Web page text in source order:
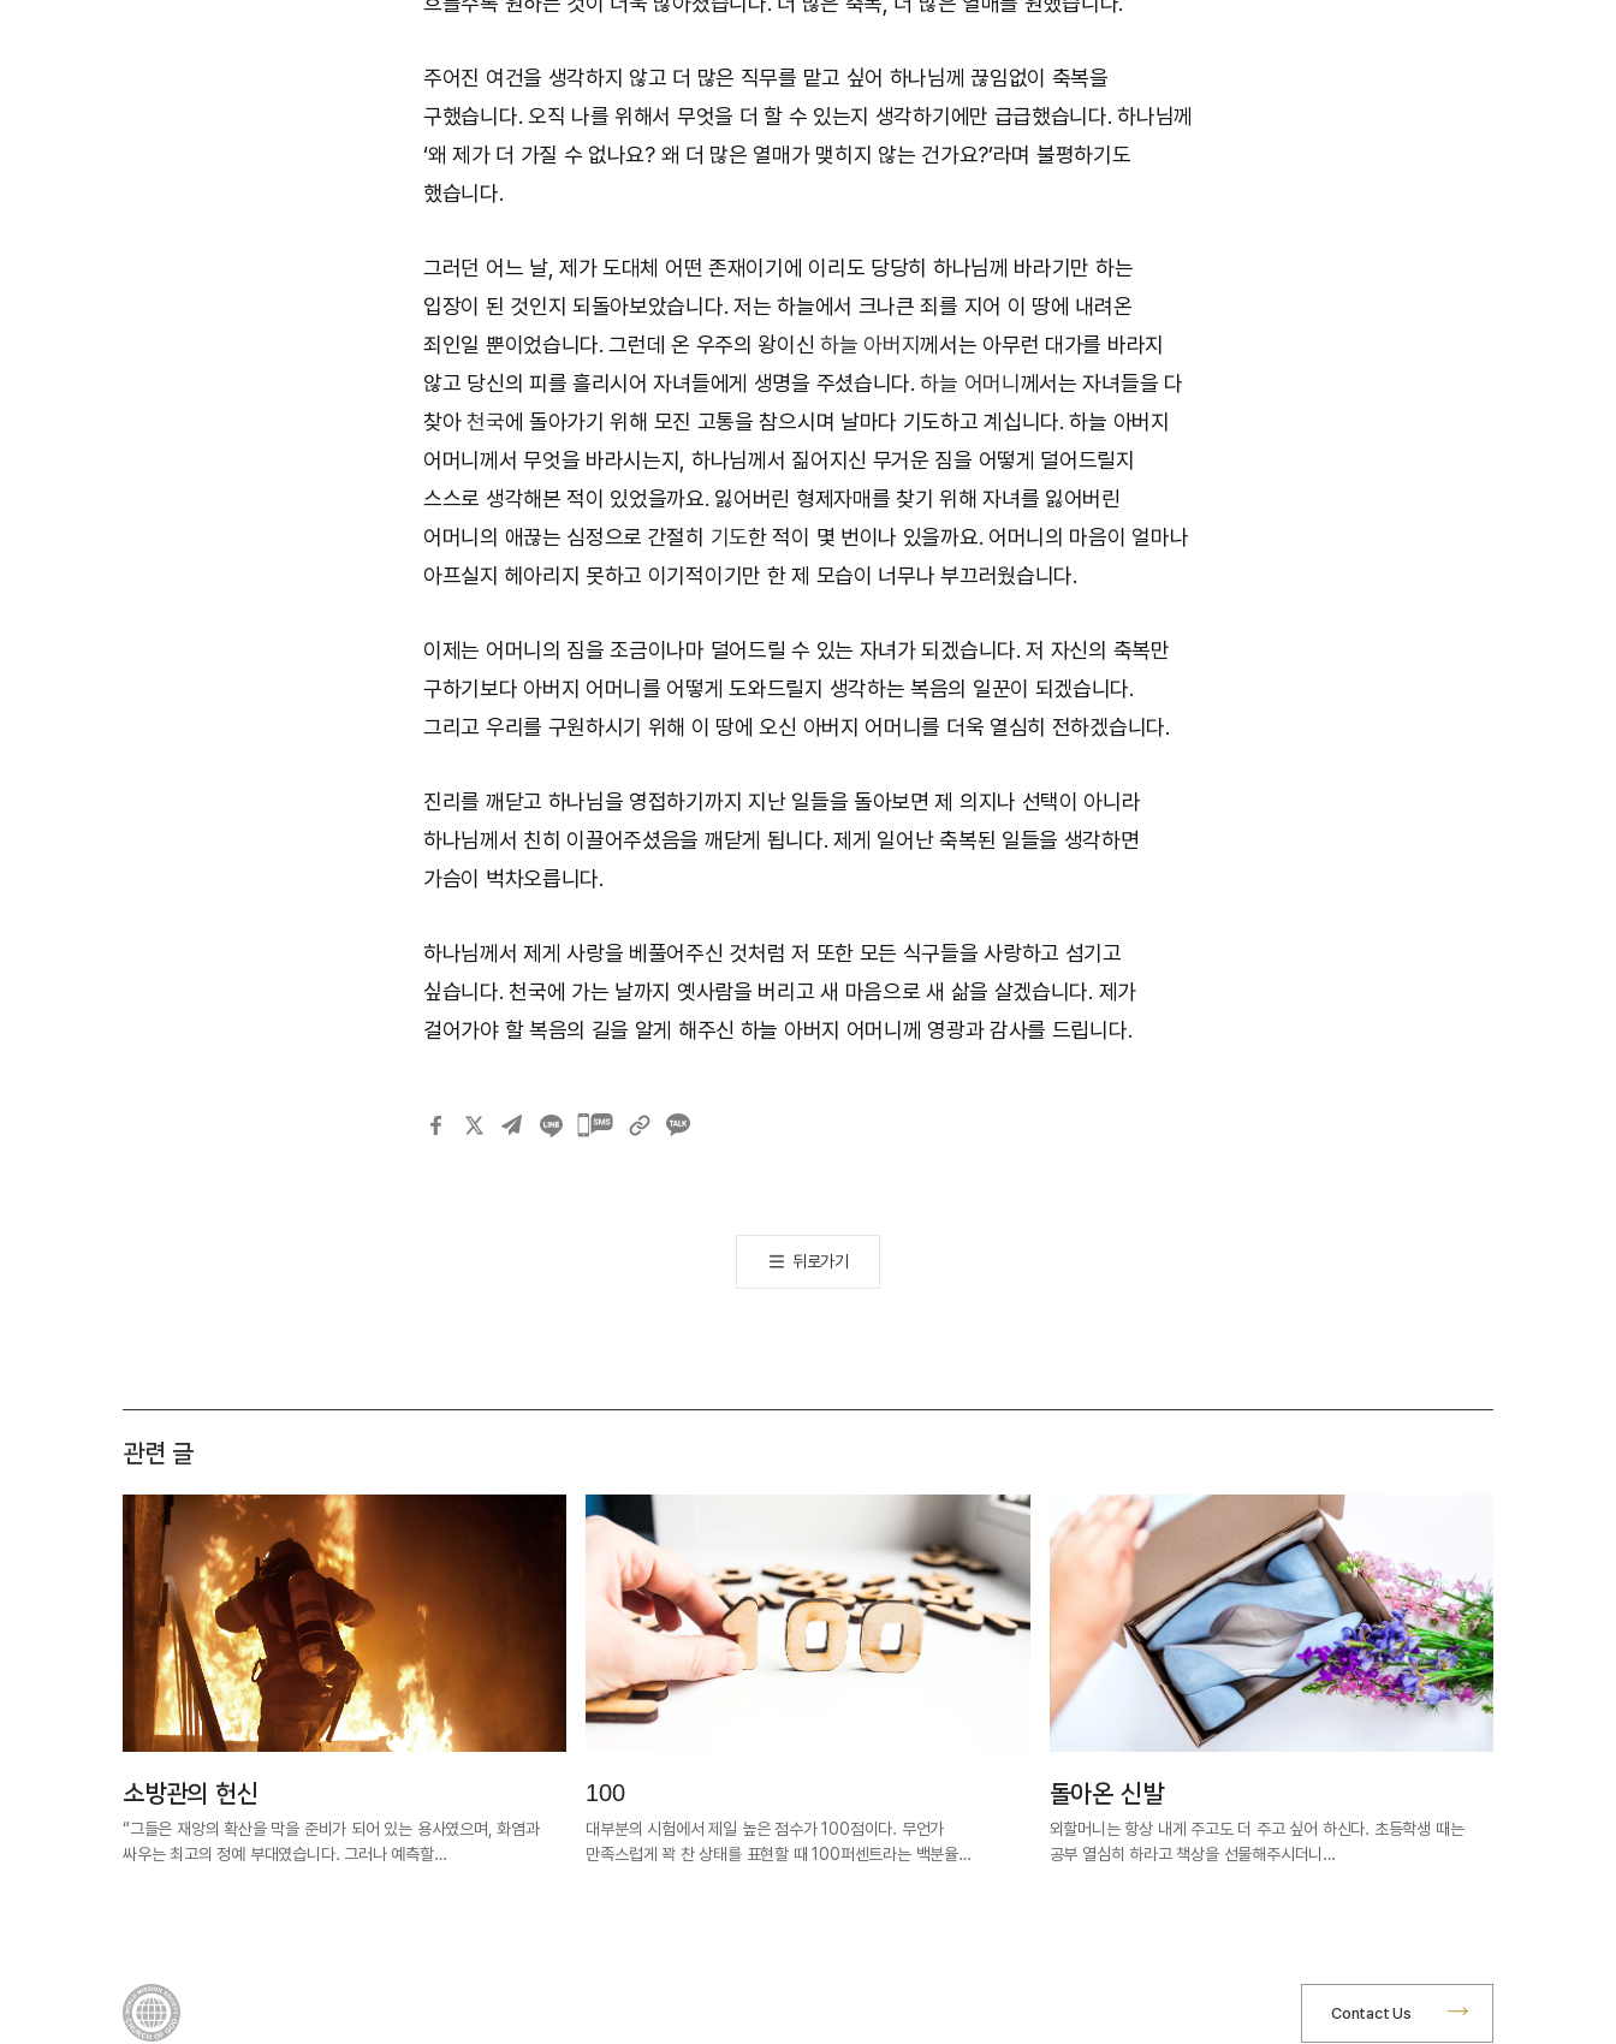
주어진 여건을 생각하지 않고 더 많은 직무를 맡고 싶어 하나님께 끊임없이 축복을
구했습니다. 오직 나를 위해서 무엇을 더 할 수 있는지 생각하기에만 급급했습니다. 하나님께
‘왜 제가 더 가질 수 없나요? 왜 더 많은 열매가 맺히지 않는 건가요?’라며 불평하기도
했습니다.
그러던 어느 날, 제가 도대체 어떤 존재이기에 이리도 당당히 하나님께 바라기만 하는
입장이 된 것인지 되돌아보았습니다. 저는 하늘에서 크나큰 죄를 지어 이 땅에 내려온
죄인일 뿐이었습니다. 그런데 온 우주의 왕이신하늘 아버지께서는 아무런 대가를 바라지
않고 당신의 피를 흘리시어 자녀들에게 생명을 주셨습니다.하늘 어머니 께서는 자녀들을 다
찾아천국에 돌아가기 위해 모진 고통을 참으시며 날마다 기도하고 계십니다. 하늘 아버지
어머니께서 무엇을 바라시는지, 하나님께서 짊어지신 무거운 짐을 어떻게 덜어드릴지
스스로 생각해본 적이 있었을까요. 잃어버린 형제자매를 찾기 위해 자녀를 잃어버린
어머니의 애끊는 심정으로 간절히 기도한 적이 몇 번이나 있을까요. 어머니의 마음이 얼마나
아프실지 헤아리지 못하고 이기적이기만 한 제 모습이 너무나 부끄러웠습니다.
이제는 어머니의 짐을 조금이나마 덜어드릴 수 있는 자녀가 되겠습니다. 저 자신의 축복만
구하기보다 아버지 어머니를 어떻게 도와드릴지 생각하는 복음의 일꾼이 되겠습니다.
그리고 우리를 구원하시기 위해 이 땅에 오신 아버지 어머니를 더욱 열심히 전하겠습니다.
진리를 깨닫고 하나님을 영접하기까지 지난 일들을 돌아보면 제 의지나 선택이 아니라
하나님께서 친히 이끌어주셨음을 깨닫게 됩니다. 제게 일어난 축복된 일들을 생각하면
가슴이 벅차오릅니다.
하나님께서 제게 사랑을 베풀어주신 것처럼 저 또한 모든 식구들을 사랑하고 섬기고
싶습니다. 천국에 가는 날까지 옛사람을 버리고 새 마음으로 새 삶을 살겠습니다. 제가
걸어가야 할 복음의 길을 알게 해주신 하늘 아버지 어머니께 영광과 감사를 드립니다.
카카오톡
뒤로가기
관련 글
소방관의 헌신
“그들은 재앙의 확산을 막을 준비가 되어 있는 용사였으며, 화염과
싸우는 최고의 정예 부대였습니다. 그러나 예측할…
100
대부분의 시험에서 제일 높은 점수가 100점이다. 무언가
만족스럽게 꽉 찬 상태를 표현할 때 100퍼센트라는 백분율…
돌아온 신발
외할머니는 항상 내게 주고도 더 주고 싶어 하신다. 초등학생 때는
공부 열심히 하라고 책상을 선물해주시더니…
Contact Us